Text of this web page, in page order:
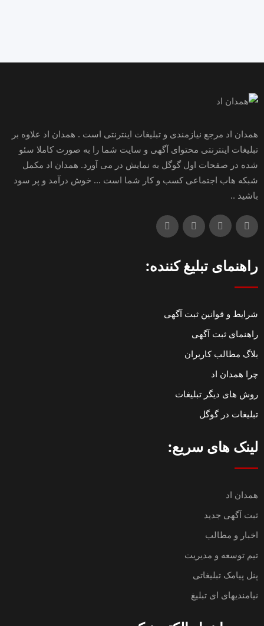
همدان اد مرجع نیازمندی و تبلیغات اینترنتی است . همدان اد علاوه بر
تبلیغات اینترنتی محتوای آگهی و سایت شما را به صورت کاملا سئو
شده در صفحات اول گوگل به نمایش در می آورد. همدان اد مکمل
شبکه هاب اجتماعی کسب و کار شما است ... خوش درآمد و پر سود
باشید ..
راهنمای تبلیغ کننده:
شرایط و قوانین ثبت آگهی
راهنمای ثبت آگهی
بلاگ مطالب کاربران
چرا همدان اد
روش های دیگر تبلیغات
تبلیغات در گوگل
لینک های سریع:
همدان اد
ثبت آگهی جدید
اخبار و مطالب
تیم توسعه و مدیریت
پنل پیامک تبلیغاتی
نیامندیهای ای تبلیغ